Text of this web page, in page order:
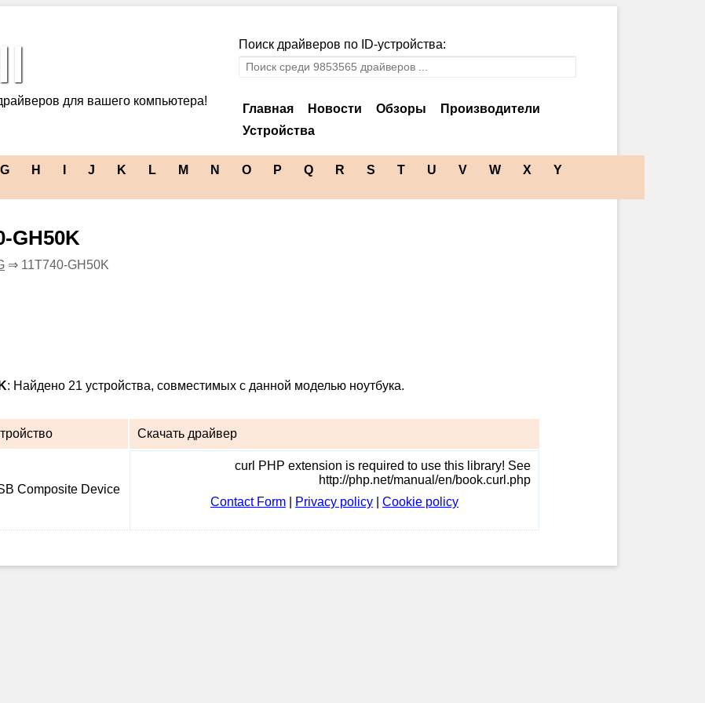
для вашего компьютера!
Поиск драйверов по ID-устройства:
Главная Новости Обзоры
Производители
Устройства
G H J K L M N O P Q R S T U V W X
Y
GH50K
⇒ 11T740-GH50K
: Найдено 21 устройства, совместимых с данной моделью ноутбука.
Скачать драйвер
Composite Device
curl PHP extension is required to use this library! See
http://php.net/manual/en/book.curl.php
Contact Form
Privacy policy Cookie policy